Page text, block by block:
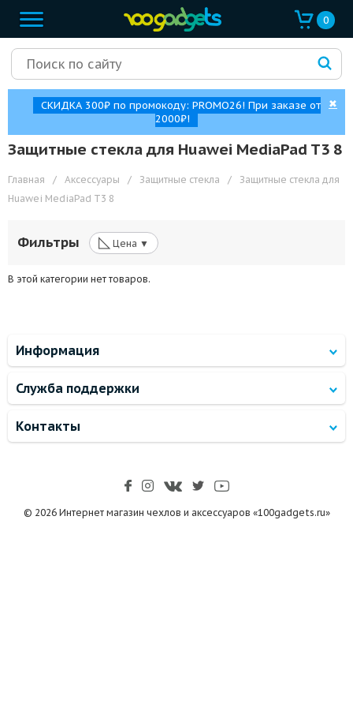
0
СКИДКА 300₽ по промокоду: PROMO26! При заказе от
2000₽!
✖
Защитные стекла для Huawei MediaPad T3 8
Главная / Аксессуары / Защитные стекла /
Защитные стекла для
Huawei MediaPad T3 8
Фильтры ◺ Цена ▼
В этой категории нет товаров.
Информация
Служба поддержки
Контакты
© 2026 Интернет магазин чехлов и аксессуаров «100gadgets.ru»